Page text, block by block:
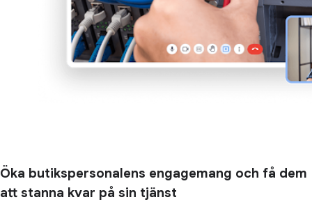
Öka butikspersonalens engagemang och få dem
att stanna kvar på sin tjänst